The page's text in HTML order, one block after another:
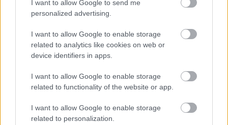
I want to allow Google to send me
personalized advertising.
I want to allow Google to enable storage
related to analytics like cookies on web or
device identifiers in apps.
I want to allow Google to enable storage
related to functionality of the website or app.
I want to allow Google to enable storage
related to personalization.
horrorbukásával derékba törő Kubica, de
nem úgy
Bognár Viktor - 2024. január 20.